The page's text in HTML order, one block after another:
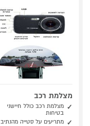
מצלמת רכב
מצלמת רכב כולל חיישני
בטיחות
מתריעים על סטייה מהנתיב